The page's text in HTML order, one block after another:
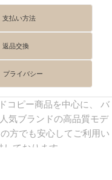
支払い方法
返品交換
プライバシー
コピー商品を中心に、 バ
気ブランドの高品質モデ
方でも安心してご利用い
ております。